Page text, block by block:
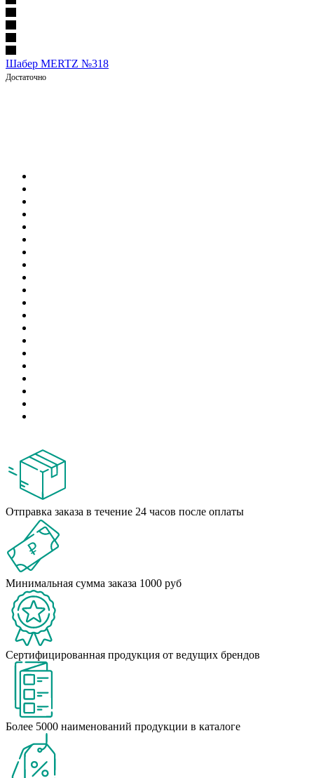
Шабер MERTZ №318
Достаточно
Отправка заказа в течение 24 часов после оплаты
Минимальная сумма заказа 1000 руб
Сертифицированная продукция от ведущих брендов
Более 5000 наименований продукции в каталоге